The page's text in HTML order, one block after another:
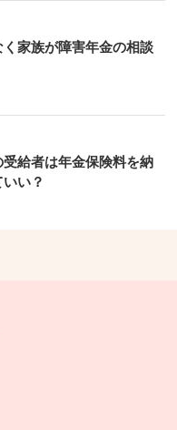
家族が障害年金の相談
受給者は年金保険料を納
い？